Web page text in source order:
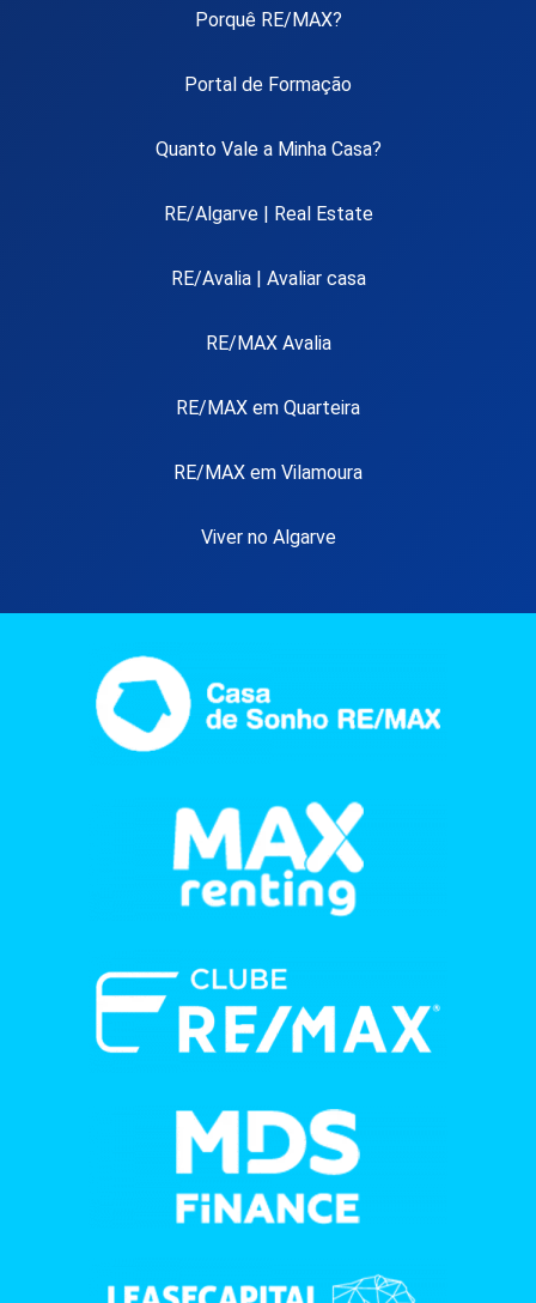
Porquê RE/MAX?
Portal de Formação
Quanto Vale a Minha Casa?
RE/Algarve | Real Estate
RE/Avalia | Avaliar casa
RE/MAX Avalia
RE/MAX em Quarteira
RE/MAX em Vilamoura
Viver no Algarve